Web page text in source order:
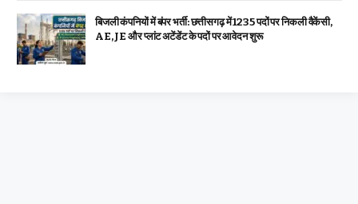
बिजली कंपनियों में बंपर भर्ती: छत्तीसगढ़ में 1235 पदों पर निकली वैकेंसी,
AE, JE और प्लांट अटेंडेंट के पदों पर आवेदन शुरू